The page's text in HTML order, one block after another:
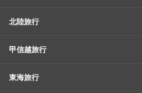
北陸旅行
甲信越旅行
東海旅行